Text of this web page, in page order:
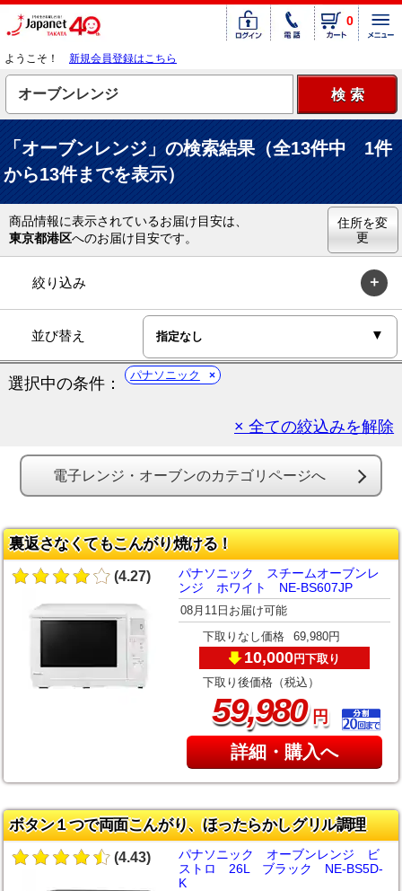
0
ようこそ！ 新規会員登録はこちら
「オーブンレンジ」の検索結果（全13件中 1件
から13件までを表示）
商品情報に表示されているお届け目安は、
東京都港区へのお届け目安です。
住所を変
更
絞り込み
並び替え
選択中の条件： パナソニック
× 全ての絞込みを解除
電子レンジ・オーブンのカテゴリページへ
裏返さなくてもこんがり焼ける！
(4.27)
パナソニック スチームオーブンレ
ンジ ホワイト NE-BS607JP
08月11日お届け可能
下取りなし価格 69,980円
10,000円下取り
下取り後価格（税込）
59,980円
詳細・購入へ
ボタン１つで両面こんがり、ほったらかしグリル調理
(4.43)
パナソニック オーブンレンジ ビ
ストロ 26L ブラック NE-BS5D-
K